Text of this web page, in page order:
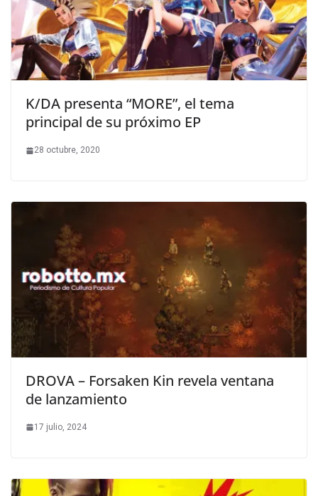
K/DA presenta “MORE”, el tema
principal de su próximo EP
28 octubre, 2020
DROVA – Forsaken Kin revela ventana
de lanzamiento
17 julio, 2024